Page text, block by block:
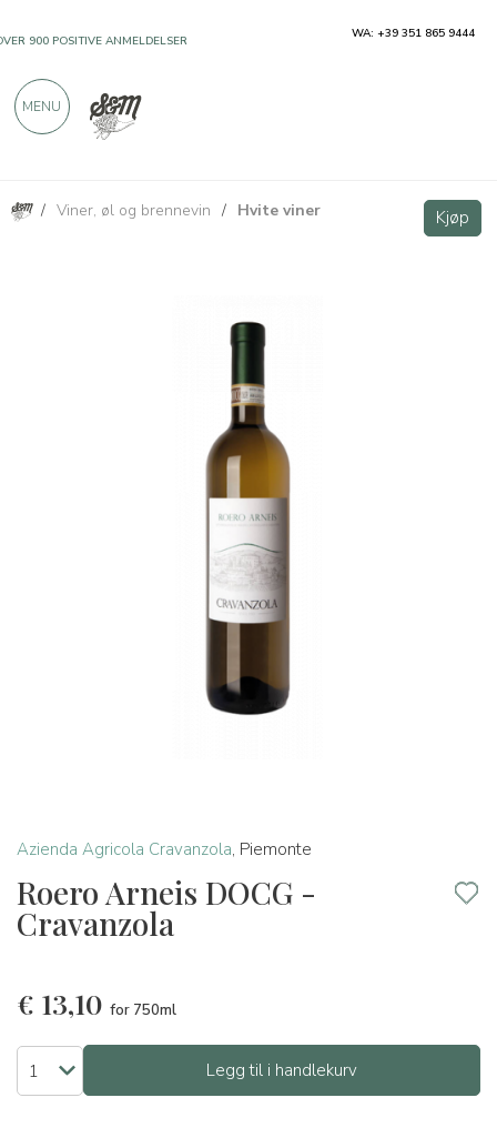
/ Viner, øl og brennevin / Hvite viner Kjøp
Azienda Agricola Cravanzola, Piemonte
Roero Arneis DOCG -
Cravanzola
€ 13,10 for 750ml
Legg til i handlekurv
Roero Arneis DOCG - Cravanzola Kjøp
900 POSITIVE ANMELDELSER WA: +39 351 865 9444
MENU